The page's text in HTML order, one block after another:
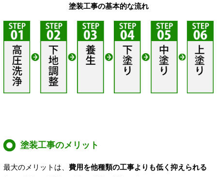
塗装工事の基本的な流れ
塗装工事のメリット
最大のメリットは、 費用を他種類の工事よりも低く抑えられる